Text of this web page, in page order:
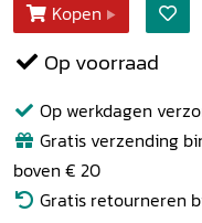
Kopen
Op voorraad
Op werkdagen
Gratis verzending
boven € 20
Gratis retourneren